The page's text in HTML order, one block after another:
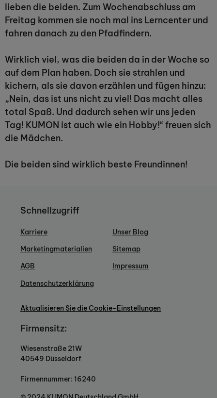
lieben die beiden. Zum Wochenabschluss am
Freitag kommen sie noch mal ins Lerncenter und
fahren danach zu den Pfadfindern.
Wirklich viel, was die beiden da in der Woche so
auf dem Plan haben. Doch sie strahlen und
kichern, als sie davon erzählen und fügen hinzu:
„Nein, das ist uns nicht zu viel! Das macht alles
total Spaß. Und dadurch sehen wir uns jeden
Tag! KUMON ist auch wie ein Hobby!“ freuen sich
die Mädchen.
Die beiden sind wirklich beste Freundinnen!
Schnellzugriff
Karriere
Marketingmaterialien
AGB
Datenschutzerklärung
Unser Blog
Sitemap
Impressum
Aktualisieren Sie die Cookie-Einstellungen
Firmensitz:
Wiesenstraße 21W
40549 Düsseldorf
Firmennummer: 16240